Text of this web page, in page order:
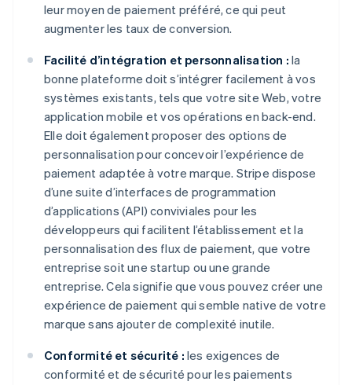
leur moyen de paiement préféré, ce qui peut
augmenter les taux de conversion.
Facilité d’intégration et personnalisation : la
bonne plateforme doit s’intégrer facilement à vos
systèmes existants, tels que votre site Web, votre
application mobile et vos opérations en back-end.
Elle doit également proposer des options de
personnalisation pour concevoir l’expérience de
paiement adaptée à votre marque. Stripe dispose
d’une suite d’interfaces de programmation
d’applications (API) conviviales pour les
développeurs qui facilitent l’établissement et la
personnalisation des flux de paiement, que votre
entreprise soit une startup ou une grande
entreprise. Cela signifie que vous pouvez créer une
expérience de paiement qui semble native de votre
marque sans ajouter de complexité inutile.
Conformité et sécurité : les exigences de
conformité et de sécurité pour les paiements